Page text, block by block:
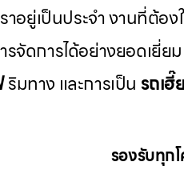
าอยู่เป็นประจำ งานที่ต้อ
รจัดการได้อย่างยอดเยี่
ริมทาง และการเป็น รถเ
รองรับทุก